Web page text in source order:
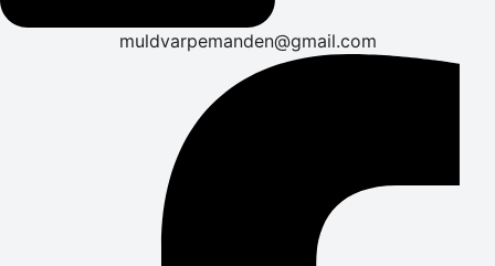
muldvarpemanden@gmail.com